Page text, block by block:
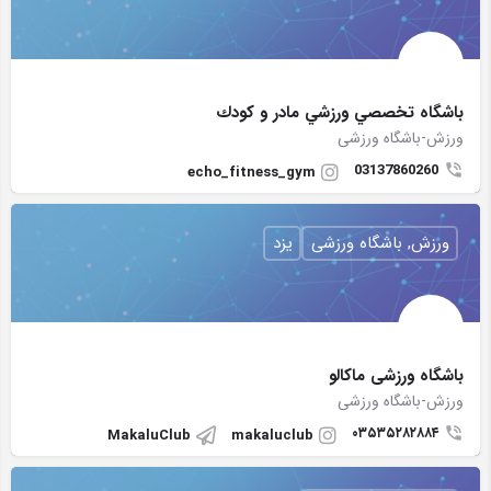
باشگاه تخصصي ورزشي مادر و كودك
ورزش-باشگاه ورزشی
03137860260
echo_fitness_gym
باشگاه ورزشی ماکالو
ورزش-باشگاه ورزشی
۰۳۵۳۵۲۸۲۸۸۴ makaluclub
MakaluClub
ورزش, باشگاه ورزشی یزد